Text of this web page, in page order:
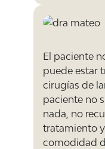
El paciente
puede estar
cirugías de
paciente no
nada, no
tratamiento
comodidad